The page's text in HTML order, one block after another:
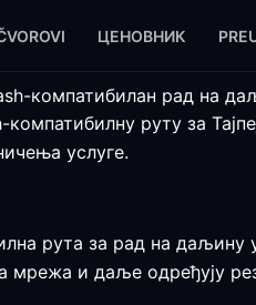
ЦЕНОВНИК
компатибилан рад на
компатибилну руту за
услуге.
рута за рад на даљину
мрежа и даље одређују